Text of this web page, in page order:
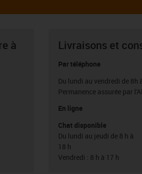
à
Livraisons et
Par téléphone
Du lundi au vendredi de 8h
Permanence assurée par
En ligne
Chat disponible
Du lundi au jeudi de 8 h à
18 h
Vendredi : 8 h à 17 h